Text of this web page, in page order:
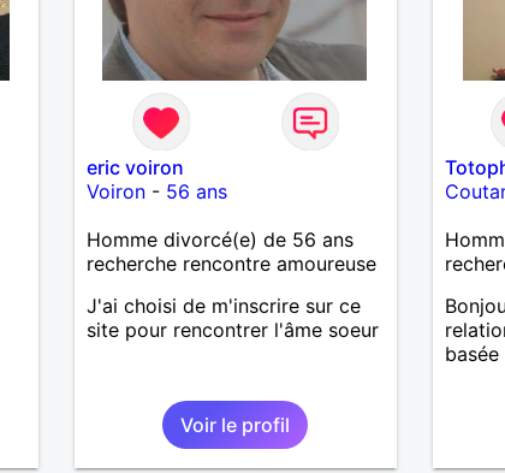
eric voiron
Voiron- 56 ans
Homme divorcé(e) de 56 ans
recherche rencontre amoureuse
J'ai choisi de m'inscrire sur ce
site pour rencontrer l'âme soeur
Voir le profil